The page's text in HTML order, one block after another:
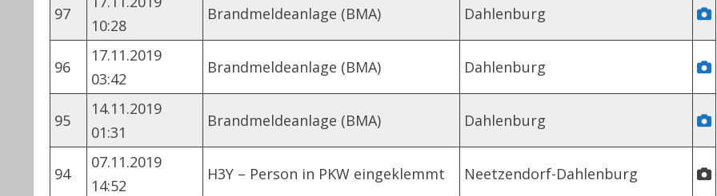
97
10:28
Brandmeldeanlage (BMA) Dahlenburg
96
17.11.2019
03:42
Brandmeldeanlage (BMA) Dahlenburg
95
14.11.2019
01:31
Brandmeldeanlage (BMA) Dahlenburg
94
07.11.2019
14:52
H3Y – Person in PKW eingeklemmt Neetzendorf-Dahlenburg